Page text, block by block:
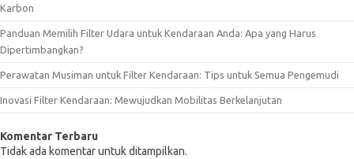
Karbon
Panduan Memilih Filter Udara untuk Kendaraan Anda: Apa yang Harus
Dipertimbangkan?
Perawatan Musiman untuk Filter Kendaraan: Tips untuk Semua Pengemudi
Inovasi Filter Kendaraan: Mewujudkan Mobilitas Berkelanjutan
Komentar Terbaru
Tidak ada komentar untuk ditampilkan.